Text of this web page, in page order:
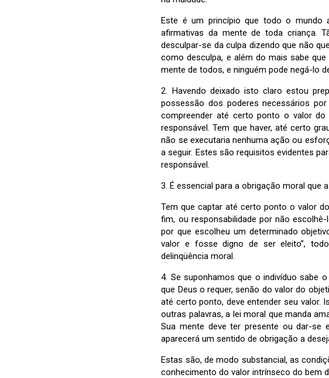
Este é um princípio que todo o mundo
afirmativas da mente de toda criança.
desculpar-se da culpa dizendo que não
como desculpa, e além do mais sabe
mente de todos, e ninguém pode negá-lo
2. Havendo deixado isto claro estou
possessão dos poderes necessários
compreender até certo ponto o valor
responsável. Tem que haver, até certo
não se executaria nenhuma ação ou
a seguir. Estes são requisitos evidentes
responsável.
3. É essencial para a obrigação moral que
Tem que captar até certo ponto o valor
fim, ou responsabilidade por não
por que escolheu um determinado
valor e fosse digno de ser eleito”,
delinqüência moral.
4. Se suponhamos que o indivíduo sabe
que Deus o requer, senão do valor do
até certo ponto, deve entender seu valor.
outras palavras, a lei moral que manda
Sua mente deve ter presente ou dar-
aparecerá um sentido de obrigação a
Estas são, de modo substancial, as
conhecimento do valor intrínseco do bem